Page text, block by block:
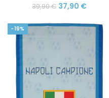
39,90€ Il
originale
37,90 €Il
attuale
-19%